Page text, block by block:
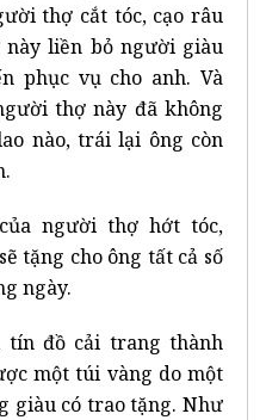
thợ cắt tóc, cạo râu
liền bỏ người giàu
phục vụ cho anh. Và
thợ này đã không
nào, trái lại ông còn
người thợ hớt tóc,
tặng cho ông tất cả số
ngày.
tín đồ cải trang thành
một túi vàng do một
giàu có trao tặng. Như